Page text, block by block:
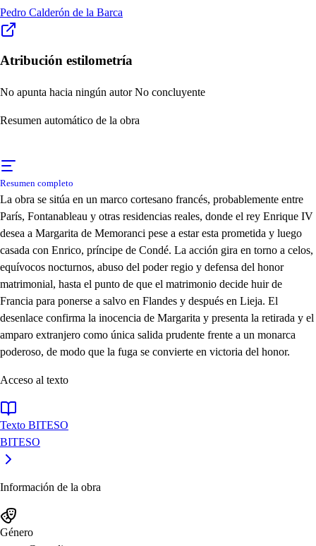
Pedro Calderón de la Barca
Atribución estilometría
No apunta hacia ningún autor No concluyente
Resumen automático de la obra
Resumen completo
La obra se sitúa en un marco cortesano francés, probablemente entre
París, Fontanableau y otras residencias reales, donde el rey Enrique IV
desea a Margarita de Memoranci pese a estar esta prometida y luego
casada con Enrico, príncipe de Condé. La acción gira en torno a celos,
equívocos nocturnos, abuso del poder regio y defensa del honor
matrimonial, hasta el punto de que el matrimonio decide huir de
Francia para ponerse a salvo en Flandes y después en Lieja. El
desenlace confirma la inocencia de Margarita y presenta la retirada y el
amparo extranjero como única salida prudente frente a un monarca
poderoso, de modo que la fuga se convierte en victoria del honor.
Acceso al texto
Texto BITESO
BITESO
Información de la obra
Género